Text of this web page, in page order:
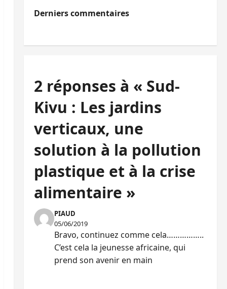
Derniers commentaires
2 réponses à « Sud-
Kivu : Les jardins
verticaux, une
solution à la pollution
plastique et à la crise
alimentaire »
PIAUD
05/06/2019
Bravo, continuez comme cela……………..
C’est cela la jeunesse africaine, qui
prend son avenir en main